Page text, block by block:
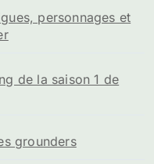
personnages et
de la saison 1 de
grounders